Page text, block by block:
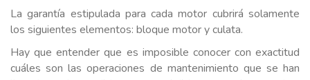
La garantía estipulada para cada motor cubrirá solamente
los siguientes elementos: bloque motor y culata.
Hay que entender que es imposible conocer con exactitud
cuáles son las operaciones de mantenimiento que se han